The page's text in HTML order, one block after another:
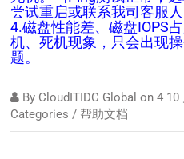
尝试重启或联系我司客服人
4.磁盘性能差、磁盘IOPS
机、死机现象，只会出现
题。
By CloudITIDC Global on4 10
Categories /帮助文档